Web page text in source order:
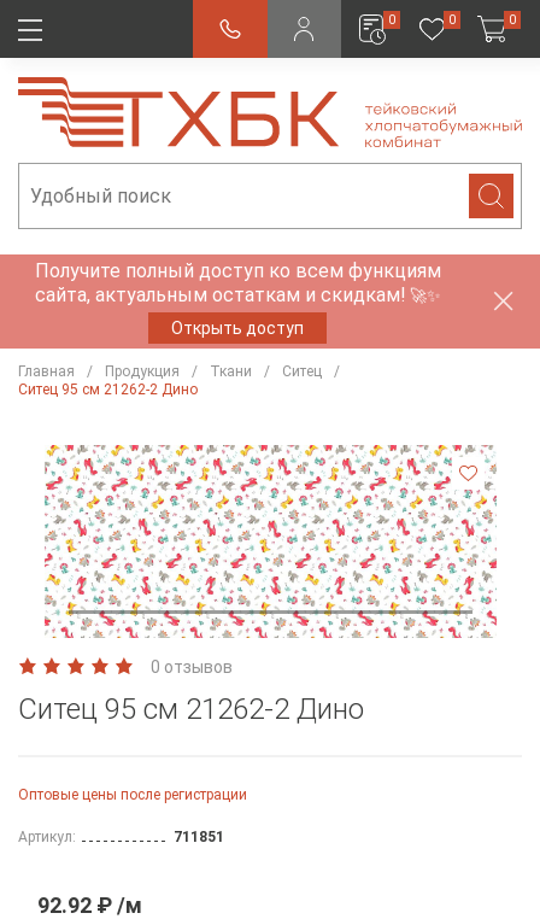
0 0 0
Получите полный доступ ко всем функциям
сайта, актуальным остаткам и скидкам! 🚀✨
Открыть доступ
Главная Продукция Ткани
Ситец
Ситец 95 см 21262-2 Дино
0 отзывов
Ситец 95 см 21262-2 Дино
Оптовые цены после регистрации
Артикул: 711851
92.92 ₽ /м